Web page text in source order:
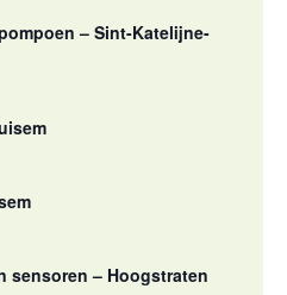
– Sint-Katelijne-
sensoren – Hoogstraten